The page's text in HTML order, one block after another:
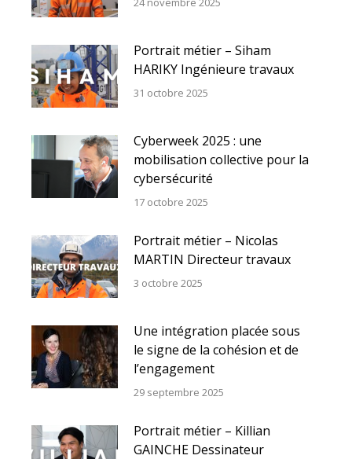
Portrait métier – Siham
HARIKY Ingénieure travaux
31 octobre 2025
Cyberweek 2025 : une
mobilisation collective pour la
cybersécurité
17 octobre 2025
Portrait métier – Nicolas
MARTIN Directeur travaux
3 octobre 2025
Une intégration placée sous
le signe de la cohésion et de
l’engagement
29 septembre 2025
Portrait métier – Killian
GAINCHE Dessinateur